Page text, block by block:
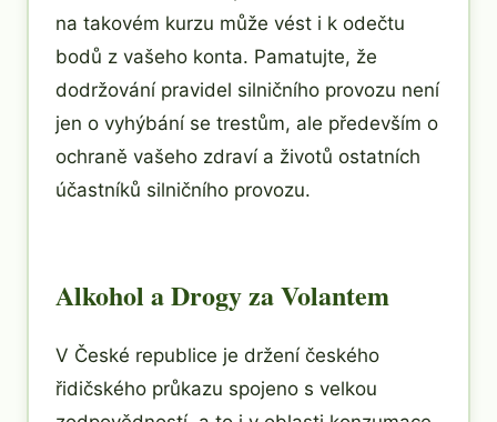
na takovém kurzu může vést i k odečtu
bodů z vašeho konta. Pamatujte, že
dodržování pravidel silničního provozu není
jen o vyhýbání se trestům, ale především o
ochraně vašeho zdraví a životů ostatních
účastníků silničního provozu.
Alkohol a Drogy za Volantem
V České republice je držení českého
řidičského průkazu spojeno s velkou